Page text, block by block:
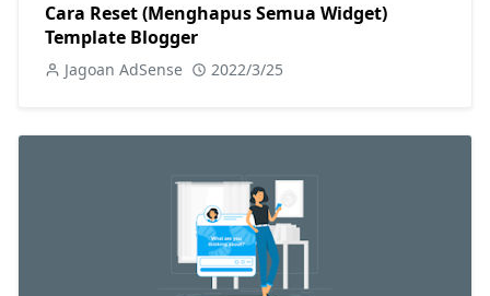
Cara Reset (Menghapus Semua Widget)
Template Blogger
Jagoan AdSense 2022/3/25